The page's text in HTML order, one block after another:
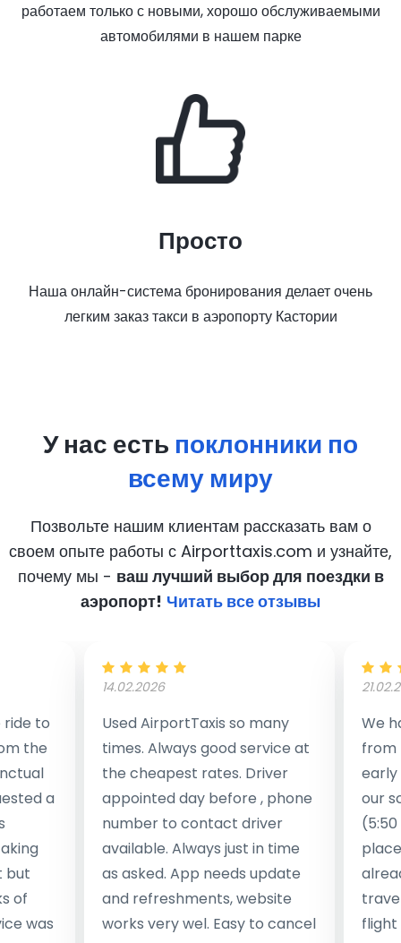
работаем только с новыми, хорошо обслуживаемыми
автомобилями в нашем парке
Просто
Наша онлайн-система бронирования делает очень
легким заказ такси в аэропорту Кастории
У нас есть поклонники по
всему миру
Позвольте нашим клиентам рассказать вам о
своем опыте работы с Airporttaxis.com и узнайте,
почему мы - ваш лучший выбор для поездки в
аэропорт! Читать все отзывы
to
the
a
but
of
was
14.02.2026
Used AirportTaxis so many
times. Always good service at
the cheapest rates. Driver
appointed day before , phone
number to contact driver
available. Always just in time
as asked. App needs update
and refreshments, website
works very wel. Easy to cancel
We
from
early
our
flight